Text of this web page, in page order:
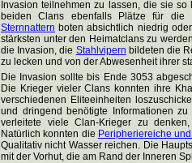
Invasion teilnehmen zu lassen, die sie
beiden Clans ebenfalls Plätze für die
Sternnattern boten absichtlich niedrig
stärksten unter den Heimatclans zu
die Invasion, die Stahlvipern bildeten die
zu lecken und von der Abwesenheit ihrer
Die Invasion sollte bis Ende 3053
Die Krieger vieler Clans konnten ihre
verschiedenen Eliteeinheiten
und dringend benötigte Informationen
verleitete viele Clan-Krieger zu
Natürlich konnten die Peripheriereiche
Qualitativ nicht Wasser reichen. Die
mit der Vorhut, die am Rand der Inneren